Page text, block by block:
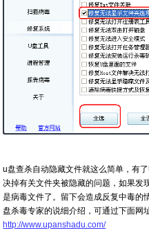
u盘查杀自动隐藏文件就这么简单，有
决掉有关文件夹被隐藏的问题，如果发
是病毒文件了。留下会造成反复中毒的
盘杀毒专家的说细介绍，可通过下面网
http://www.upanshadu.com/